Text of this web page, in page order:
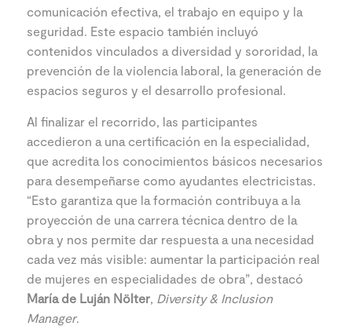
comunicación efectiva, el trabajo en equipo y la
seguridad. Este espacio también incluyó
contenidos vinculados a diversidad y sororidad, la
prevención de la violencia laboral, la generación de
espacios seguros y el desarrollo profesional.
Al finalizar el recorrido, las participantes
accedieron a una certificación en la especialidad,
que acredita los conocimientos básicos necesarios
para desempeñarse como ayudantes electricistas.
“Esto garantiza que la formación contribuya a la
proyección de una carrera técnica dentro de la
obra y nos permite dar respuesta a una necesidad
cada vez más visible: aumentar la participación real
de mujeres en especialidades de obra”, destacó
María de Luján Nölter, Diversity & Inclusion
Manager.